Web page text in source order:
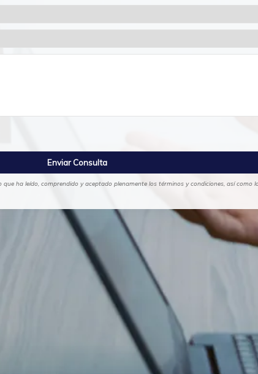
ha leído, comprendido y aceptado plenamente los términos y condiciones, así como